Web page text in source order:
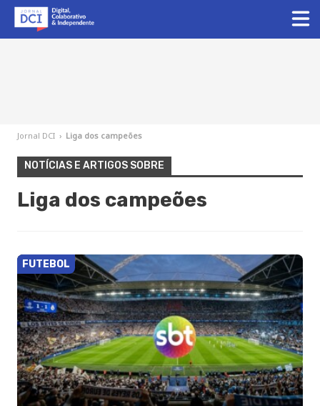
Jornal DCI › Liga dos campeões
NOTÍCIAS E ARTIGOS SOBRE
Liga dos campeões
FUTEBOL